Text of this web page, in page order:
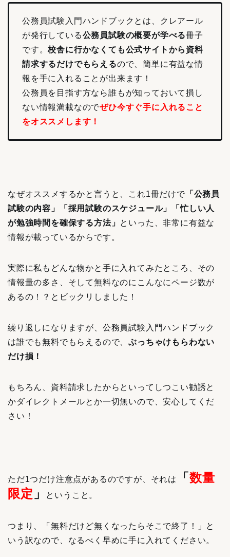
公務員試験入門ハンドブックとは、クレアール
が発行している公務員試験の概要が学べる冊子
です。校舎に行かなくても公式サイトから資料
請求するだけでもらえるので、簡単に有益な情
報を手に入れることが出来ます！
公務員を目指す方なら誰もが知っておいて損し
ない情報満載なのでぜひ今すぐ手に入れること
をオススメします！
なぜオススメするかと言うと、これ1冊だけで「公務員
試験の内容」「採用試験のスケジュール」「忙しい人
が勉強時間を確保する方法」 といった、非常に有益な
情報が載っているからです。
実際に私もどんな物かと手に入れてみたところ、その
情報量の多さ、そして無料なのにこんなにページ数が
あるの！？とビックリしました！
繰り返しになりますが、公務員試験入門ハンドブック
は誰でも無料でもらえるので、ぶっちゃけもらわない
だけ損！
もちろん、資料請求したからといってしつこい勧誘と
かダイレクトメールとか一切無いので、安心してくだ
さい！
ただ1つだけ注意点があるのですが、それは 「数量
限定 」 ということ。
つまり、「無料だけど無くなったらそこで終了！」と
いう訳なので、なるべく早めに手に入れてください。